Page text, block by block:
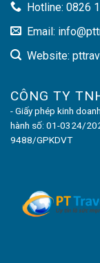
Hotline: 0826
Email:
Website:
CÔNG TY
- Giấy phép kinh
hành số: 01-0324/
9488/GPKDVT